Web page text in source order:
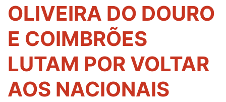
OLIVEIRA DO DOURO
E COIMBRÕES
LUTAM POR VOLTAR
AOS NACIONAIS